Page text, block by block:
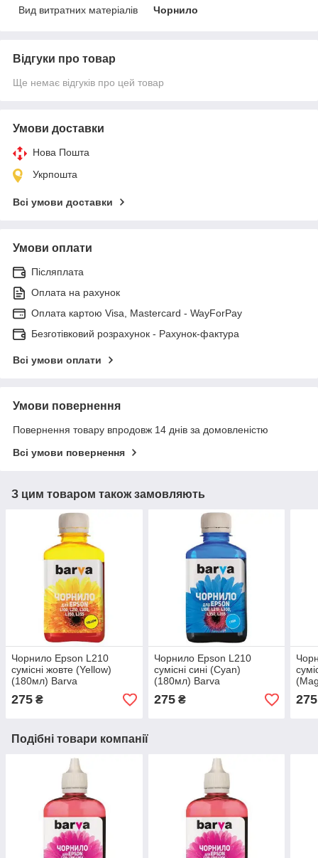
Вид витратних матеріалів
Чорнило
Відгуки про товар
Ще немає відгуків про цей товар
Умови доставки
Нова Пошта
Укрпошта
Всі умови доставки
Умови оплати
Післяплата
Оплата на рахунок
Оплата картою Visa, Mastercard - WayForPay
Безготівковий розрахунок - Рахунок-фактура
Всі умови оплати
Умови повернення
Повернення товару впродовж 14 днів за домовленістю
Всі умови повернення
З цим товаром також замовляють
Чорнило Epson L210
сумісні жовте (Yellow)
(180мл) Barva
275 ₴
Чорнило Epson L210
сумісні сині (Cyan)
(180мл) Barva
275₴ 275
Подібні товари компанії